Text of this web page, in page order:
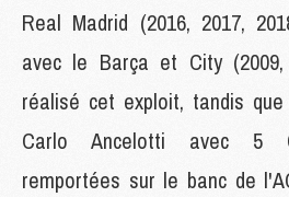
Real Madrid (2016, 2017,
avec le Barça et City (2009,
réalisé cet exploit, tandis
Carlo Ancelotti avec 5
remportées sur le banc de